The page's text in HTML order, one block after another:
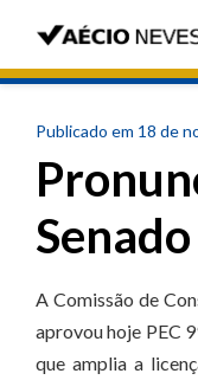
Publicado em 18 de
A Comissão de
aprovou hoje PEC
que amplia a